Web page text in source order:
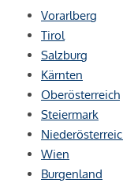
Vorarlberg
Tirol
Salzburg
Kärnten
Oberösterreich
Steiermark
Wien
Burgenland